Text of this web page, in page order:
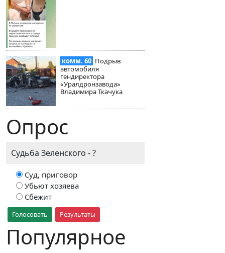
комм. 60 Подрыв
автомобиля
гендиректора
«Уралдронзавода»
Владимира Ткачука
Опрос
Судьба Зеленского - ?
Суд, приговор
Убьют хозяева
Сбежит
Голосовать Результаты
Популярное